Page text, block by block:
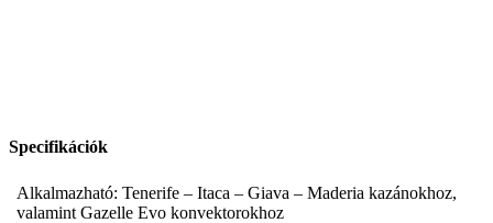
Specifikációk
Alkalmazható: Tenerife – Itaca – Giava – Maderia kazánokhoz,
valamint Gazelle Evo konvektorokhoz